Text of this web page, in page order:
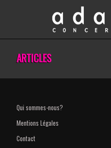
ARTICLES
Qui sommes-nous?
Mentions Légales
Contact